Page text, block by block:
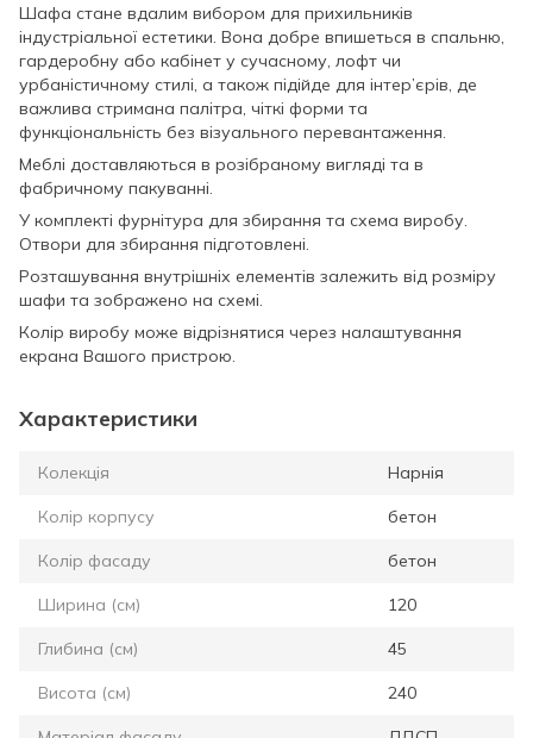
Шафа стане вдалим вибором для прихильників
індустріальної естетики. Вона добре впишеться в спальню,
гардеробну або кабінет у сучасному, лофт чи
урбаністичному стилі, а також підійде для інтер’єрів, де
важлива стримана палітра, чіткі форми та
функціональність без візуального перевантаження.
Меблі доставляються в розібраному вигляді та в
фабричному пакуванні.
У комплекті фурнітура для збирання та схема виробу.
Отвори для збирання підготовлені.
Розташування внутрішніх елементів залежить від розміру
шафи та зображено на схемі.
Колір виробу може відрізнятися через налаштування
екрана Вашого пристрою.
Характеристики
Колекція Нарнія
Колір корпусу бетон
Колір фасаду бетон
Ширина (см) 120
Глибина (см) 45
Висота (см) 240